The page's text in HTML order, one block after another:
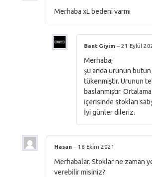
Merhaba xL bedeni varmı
Bant Giyim – 21 Eylül
Merhaba;
şu anda urunun
tükenmiştir. Urunun
baslanmıştır.
içerisinde stokları
İyi günler dileriz.
Hasan – 18 Ekim 2021
Merhabalar. Stoklar ne zaman
verebilir misiniz?